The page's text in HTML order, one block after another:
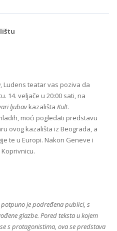
, Ludens teatar vas poziva da
14. veljače u 20:00 sati, na
ljubavkazališta Kult.
moći pogledati predstavu
ovog kazališta iz Beograda, a
te u Europi. Nakon Geneve i
je podređena publici, s
glazbe. Pored teksta u kojem
s protagonistima, ova se predstava